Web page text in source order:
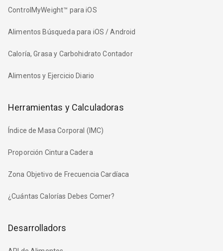
ControlMyWeight™ para iOS
Alimentos Búsqueda para iOS / Android
Caloría, Grasa y Carbohidrato Contador
Alimentos y Ejercicio Diario
Herramientas y Calculadoras
Índice de Masa Corporal (IMC)
Proporción Cintura Cadera
Zona Objetivo de Frecuencia Cardíaca
¿Cuántas Calorías Debes Comer?
Desarrolladors